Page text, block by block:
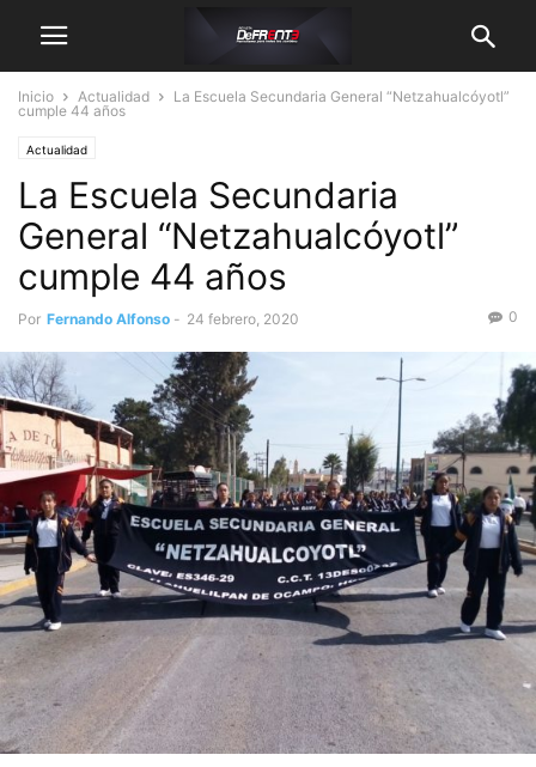
Inicio Actualidad
La Escuela Secundaria General “Netzahualcóyotl”
cumple 44 años
Actualidad
La Escuela Secundaria
General “Netzahualcóyotl”
cumple 44 años
Por Fernando Alfonso - 24 febrero, 2020 0